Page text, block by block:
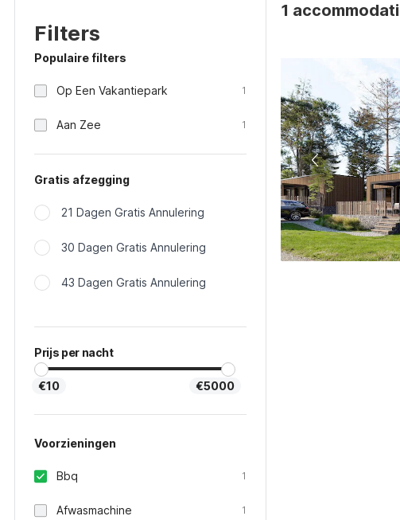
Filters
Populaire filters
Op Een Vakantiepark 1
Aan Zee 1
Gratis afzegging
21 Dagen Gratis Annulering
30 Dagen Gratis Annulering
43 Dagen Gratis Annulering
Prijs per nacht
€10 €5000
Voorzieningen
Bbq 1
Afwasmachine 1
1